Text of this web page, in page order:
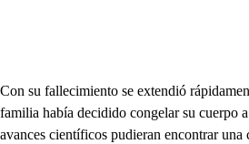
Con su fallecimiento se extendió
familia había decidido congelar su cuerpo
avances científicos pudieran encontrar una